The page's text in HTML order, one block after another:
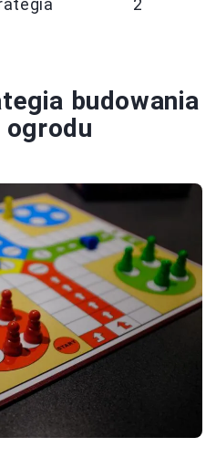
2
budowania
ogrodu